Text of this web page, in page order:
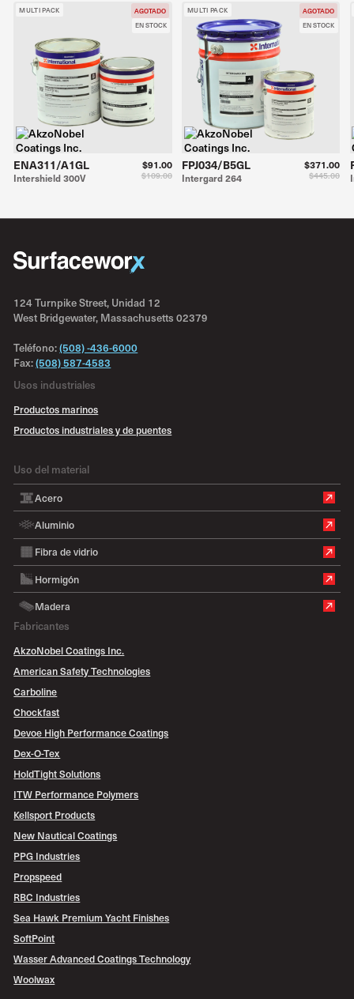
AGOTADO
EN STOCK
MULTI PACK
ENA311/A1GL
Intershield 300V $109.00
$91.00
AGOTADO
EN STOCK
MULTI PACK
FPJ034/B5GL
Intergard 264 $445.00
$371.00
124 Turnpike Street, Unidad 12
West Bridgewater, Massachusetts 02379
Teléfono:(508) -436-6000
Fax:(508) 587-4583
Usos industriales
Productos marinos
Productos industriales y de puentes
Uso del material
Acero
Aluminio
Fibra de vidrio
Hormigón
Madera
Fabricantes
AkzoNobel Coatings Inc.
American Safety Technologies
Carboline
Chockfast
Devoe High Performance Coatings
Dex-O-Tex
HoldTight Solutions
ITW Performance Polymers
Kellsport Products
New Nautical Coatings
PPG Industries
Propspeed
RBC Industries
Sea Hawk Premium Yacht Finishes
SoftPoint
Wasser Advanced Coatings Technology
Woolwax